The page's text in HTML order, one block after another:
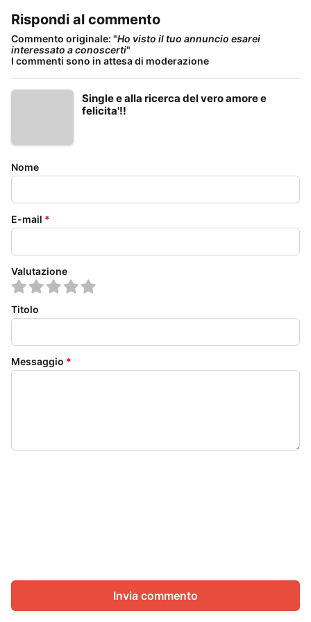
Rispondi al commento
Commento originale: "Ho visto il tuo annuncio esarei
interessato a conoscerti"
I commenti sono in attesa di moderazione
Single e alla ricerca del vero amore e
felicita'!!
Nome
E-mail *
Valutazione
Titolo
Messaggio *
Invia commento